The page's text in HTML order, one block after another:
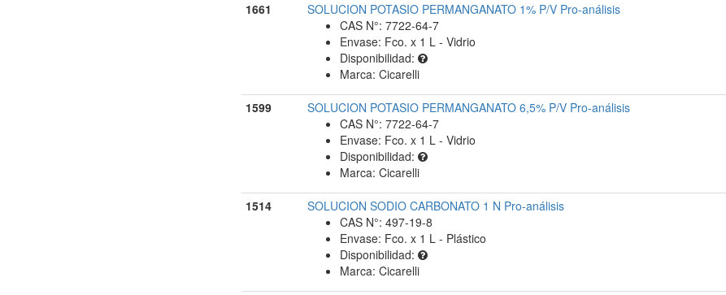
1661
SOLUCION POTASIO PERMANGANATO 1% P/V Pro-análisis
CAS N°: 7722-64-7
Envase: Fco. x 1 L - Vidrio
Disponibilidad:
Marca: Cicarelli
1599
SOLUCION POTASIO PERMANGANATO 6,5% P/V Pro-análisis
CAS N°: 7722-64-7
Envase: Fco. x 1 L - Vidrio
Disponibilidad:
Marca: Cicarelli
1514
SOLUCION SODIO CARBONATO 1 N Pro-análisis
CAS N°: 497-19-8
Envase: Fco. x 1 L - Plástico
Disponibilidad:
Marca: Cicarelli